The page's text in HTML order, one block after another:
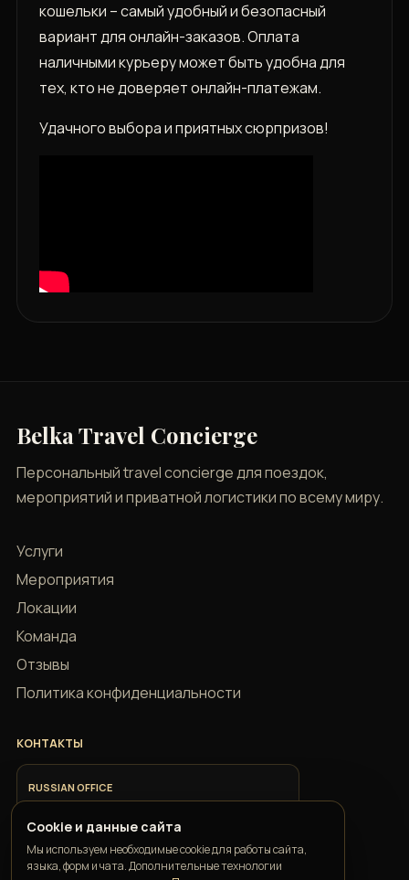
кошельки – самый удобный и безопасный
вариант для онлайн-заказов. Оплата
наличными курьеру может быть удобна для
тех, кто не доверяет онлайн-платежам.
Удачного выбора и приятных сюрпризов!
Belka Travel Concierge
Персональный travel concierge для поездок,
мероприятий и приватной логистики по всему миру.
Услуги
Мероприятия
Локации
Команда
Отзывы
Политика конфиденциальности
КОНТАКТЫ
RUSSIAN OFFICE
+7 918 685 9883
ITALIAN OFFICE
Cookie и данные сайта
Мы используем необходимые cookie для работы сайта,
языка, форм и чата. Дополнительные технологии